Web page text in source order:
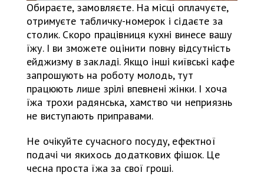
Обираєте, замовляєте. На місці оплачуєте,
отримуєте табличку-номерок і сідаєте за
столик. Скоро працівниця кухні винесе вашу
їжу. І ви зможете оцінити повну відсутність
ейджизму в закладі. Якщо інші київські кафе
запрошують на роботу молодь, тут
працюють лише зрілі впевнені жінки. І хоча
їжа трохи радянська, хамство чи неприязнь
не виступають приправами.
Не очікуйте сучасного посуду, ефектної
подачі чи якихось додаткових фішок. Це
чесна проста їжа за свої гроші.